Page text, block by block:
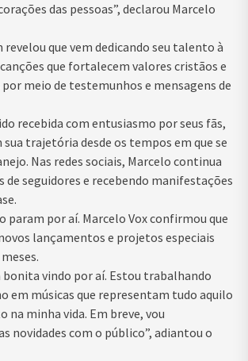
das pessoas”, declarou Marcelo
que vem dedicando seu talento à
que fortalecem valores cristãos e
meio de testemunhos e mensagens de
recebida com entusiasmo por seus fãs,
trajetória desde os tempos em que se
Nas redes sociais, Marcelo continua
de seguidores e recebendo manifestações
param por aí. Marcelo Vox confirmou que
lançamentos e projetos especiais
bonita vindo por aí. Estou trabalhando
em músicas que representam tudo aquilo
na minha vida. Em breve, vou
novidades com o público”, adiantou o